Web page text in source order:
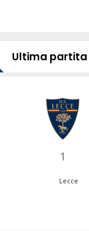
Ultima partita
1
Lecce